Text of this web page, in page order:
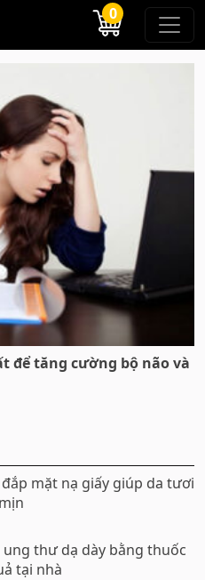
0
để tăng cường bộ não và
đắp mặt nạ giấy giúp da tươi
ung thư dạ dày bằng thuốc
tại nhà